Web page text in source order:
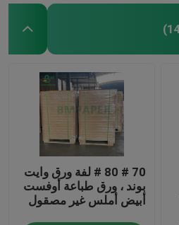
70 # 80 # لفة ورق وايت
بوند ، ورق طباعة أوفست
أبيض أملس غير مصقول